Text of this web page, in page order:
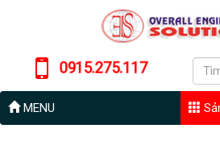
0915.275.117
MENU